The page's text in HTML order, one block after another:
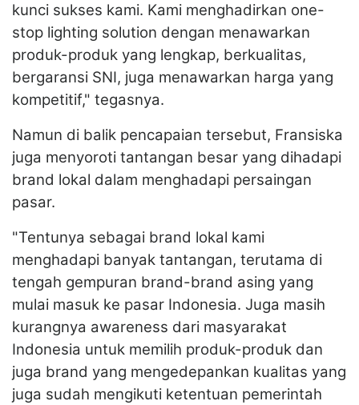
kunci sukses kami. Kami menghadirkan one-
stop lighting solution dengan menawarkan
produk-produk yang lengkap, berkualitas,
bergaransi SNI, juga menawarkan harga yang
kompetitif," tegasnya.
Namun di balik pencapaian tersebut, Fransiska
juga menyoroti tantangan besar yang dihadapi
brand lokal dalam menghadapi persaingan
pasar.
"Tentunya sebagai brand lokal kami
menghadapi banyak tantangan, terutama di
tengah gempuran brand-brand asing yang
mulai masuk ke pasar Indonesia. Juga masih
kurangnya awareness dari masyarakat
Indonesia untuk memilih produk-produk dan
juga brand yang mengedepankan kualitas yang
juga sudah mengikuti ketentuan pemerintah